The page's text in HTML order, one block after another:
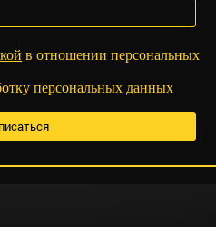
в отношении персональных
персональных данных